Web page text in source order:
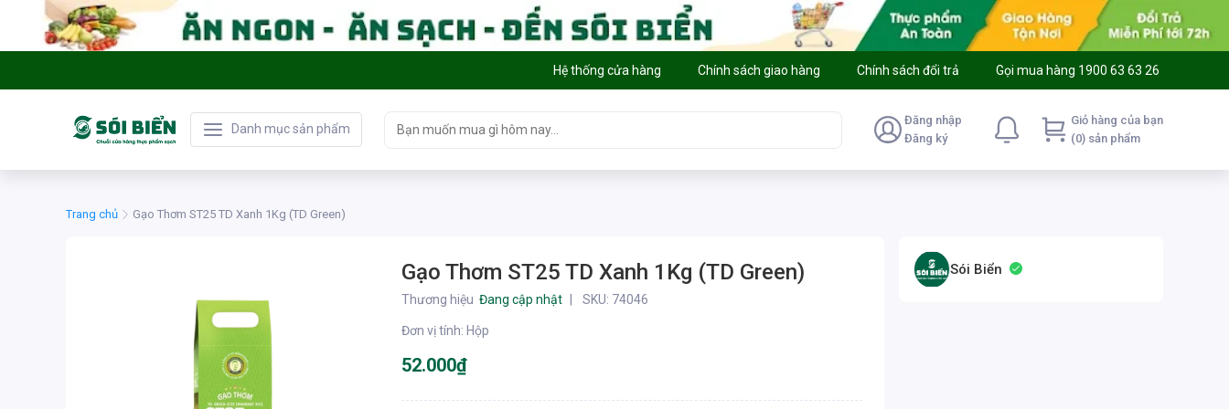
Hệ thống cửa hàng Chính sách giao hàng Chính sách đổi trả Gọi mua hàng 1900 63 63 26
Danh mục sản phẩm
Đăng nhập
Đăng ký
Giỏ hàng của bạn
(0) sản phẩm
Trang chủ Gạo Thơm ST25 TD Xanh 1Kg (TD Green)
Gạo Thơm ST25 TD Xanh 1Kg (TD Green)
Thương hiệu Đang cập nhật SKU: 74046
Đơn vị tính: Hộp
52.000₫
Sói Biển